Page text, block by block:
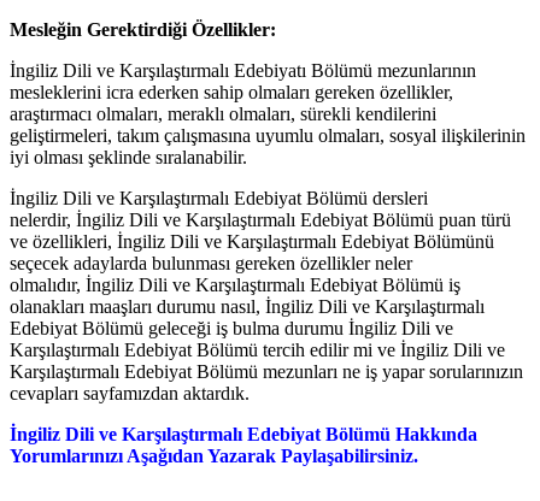
Mesleğin Gerektirdiği Özellikler:
İngiliz Dili ve Karşılaştırmalı Edebiyatı Bölümü mezunlarının
mesleklerini icra ederken sahip olmaları gereken özellikler,
araştırmacı olmaları, meraklı olmaları, sürekli kendilerini
geliştirmeleri, takım çalışmasına uyumlu olmaları, sosyal ilişkilerinin
iyi olması şeklinde sıralanabilir.
İngiliz Dili ve Karşılaştırmalı Edebiyat Bölümü dersleri
nelerdir, İngiliz Dili ve Karşılaştırmalı Edebiyat Bölümü puan türü
ve özellikleri, İngiliz Dili ve Karşılaştırmalı Edebiyat Bölümünü
seçecek adaylarda bulunması gereken özellikler neler
olmalıdır, İngiliz Dili ve Karşılaştırmalı Edebiyat Bölümü iş
olanakları maaşları durumu nasıl, İngiliz Dili ve Karşılaştırmalı
Edebiyat Bölümü geleceği iş bulma durumu İngiliz Dili ve
Karşılaştırmalı Edebiyat Bölümü tercih edilir mi ve İngiliz Dili ve
Karşılaştırmalı Edebiyat Bölümü mezunları ne iş yapar sorularınızın
cevapları sayfamızdan aktardık.
İngiliz Dili ve Karşılaştırmalı Edebiyat Bölümü Hakkında
Yorumlarınızı Aşağıdan Yazarak Paylaşabilirsiniz.